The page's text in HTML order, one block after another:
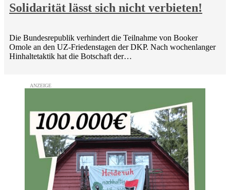
Solidarität lässt sich nicht verbieten!
Die Bundesrepublik verhindert die Teilnahme von Booker
Omole an den UZ-Friedenstagen der DKP. Nach wochenlanger
Hinhaltetaktik hat die Botschaft der…